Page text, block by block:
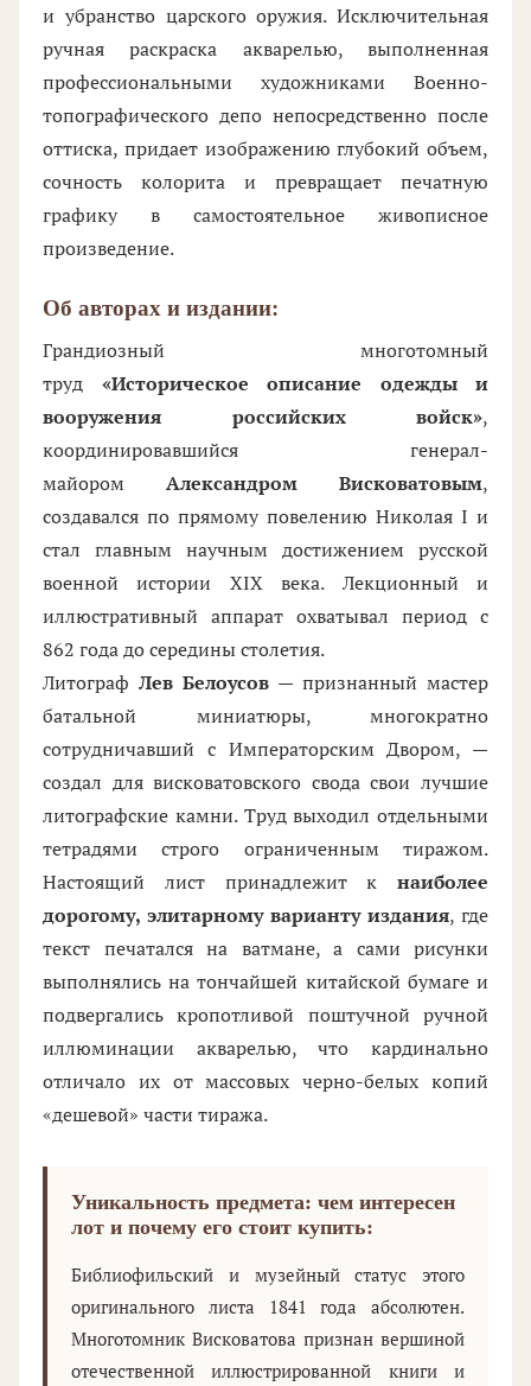
и убранство царского оружия. Исключительная
ручная раскраска акварелью, выполненная
профессиональными художниками Военно-
топографического депо непосредственно после
оттиска, придает изображению глубокий объем,
сочность колорита и превращает печатную
графику в самостоятельное живописное
произведение.
Об авторах и издании:
Грандиозный многотомный
труд «Историческое описание одежды и
вооружения российских войск»,
координировавшийся генерал-
майором Александром Висковатовым,
создавался по прямому повелению Николая I и
стал главным научным достижением русской
военной истории XIX века. Лекционный и
иллюстративный аппарат охватывал период с
862 года до середины столетия.
Литограф Лев Белоусов — признанный мастер
батальной миниатюры, многократно
сотрудничавший с Императорским Двором, —
создал для висковатовского свода свои лучшие
литографские камни. Труд выходил отдельными
тетрадями строго ограниченным тиражом.
Настоящий лист принадлежит к наиболее
дорогому, элитарному варианту издания, где
текст печатался на ватмане, а сами рисунки
выполнялись на тончайшей китайской бумаге и
подвергались кропотливой поштучной ручной
иллюминации акварелью, что кардинально
отличало их от массовых черно-белых копий
«дешевой» части тиража.
Уникальность предмета: чем интересен
лот и почему его стоит купить:
Библиофильский и музейный статус этого
оригинального листа 1841 года абсолютен.
Многотомник Висковатова признан вершиной
отечественной иллюстрированной книги и